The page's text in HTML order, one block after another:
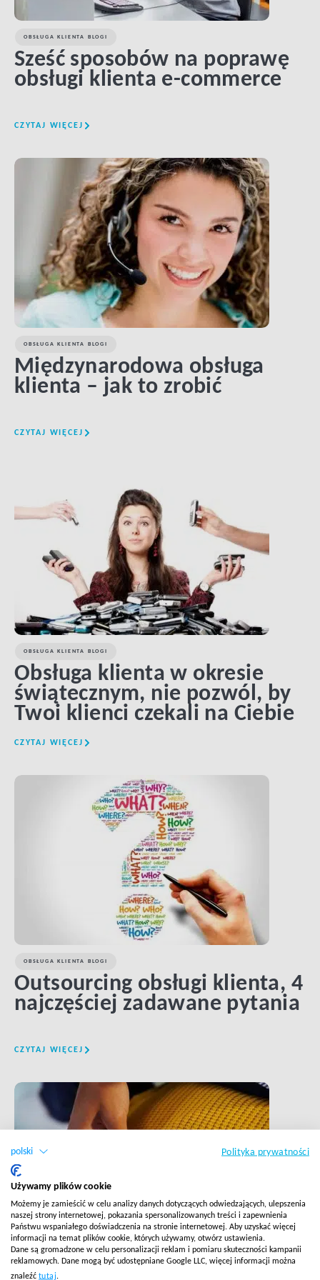
OBSŁUGA KLIENTA BLOGI
Sześć sposobów na poprawę
obsługi klienta e-commerce
CZYTAJ WIĘCEJ
OBSŁUGA KLIENTA BLOGI
Międzynarodowa obsługa
klienta – jak to zrobić
CZYTAJ WIĘCEJ
LINK BTN
OBSŁUGA KLIENTA BLOGI
Obsługa klienta w okresie
świątecznym, nie pozwól, by
Twoi klienci czekali na Ciebie
CZYTAJ WIĘCEJ
OBSŁUGA KLIENTA BLOGI
Outsourcing obsługi klienta, 4
najczęściej zadawane pytania
CZYTAJ WIĘCEJ
LINK BTN
LINK BTN
polski Polityka prywatności
Używamy plików cookie
Możemy je zamieścić w celu analizy danych dotyczących odwiedzających, ulepszenia
naszej strony internetowej, pokazania spersonalizowanych treści i zapewnienia
Państwu wspaniałego doświadczenia na stronie internetowej. Aby uzyskać więcej
informacji na temat plików cookie, których używamy, otwórz ustawienia.
Dane są gromadzone w celu personalizacji reklam i pomiaru skuteczności kampanii
reklamowych. Dane mogą być udostępniane Google LLC, więcej informacji można
znaleźć tutaj.